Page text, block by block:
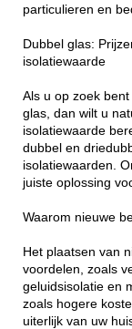
particulieren en
Dubbel glas:
isolatiewaarde
Als u op zoek
glas, dan wilt u
isolatiewaarde
dubbel en
isolatiewaarden.
juiste oplossing
Waarom nieuwe
Het plaatsen van
voordelen, zoals
geluidsisolatie en
zoals hogere
uiterlijk van uw